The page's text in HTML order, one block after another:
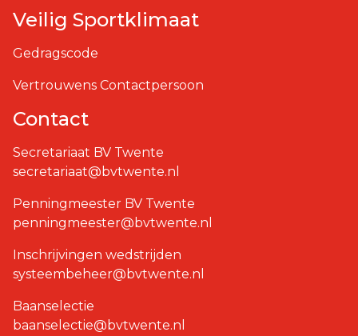
Veilig Sportklimaat
Gedragscode
Vertrouwens Contactpersoon
Contact
Secretariaat BV Twente
secretariaat@bvtwente.nl
Penningmeester BV Twente
penningmeester@bvtwente.nl
Inschrijvingen wedstrijden
systeembeheer@bvtwente.nl
Baanselectie
baanselectie@bvtwente.nl